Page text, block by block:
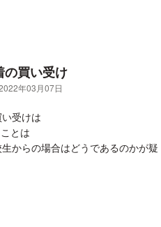
は千葉県、静岡県の条例に抵触し
す。
の買い受け
年03月07日
受けは
とは
からの場合はどうであるのかが疑
受けは合法ですか、違法ですか？